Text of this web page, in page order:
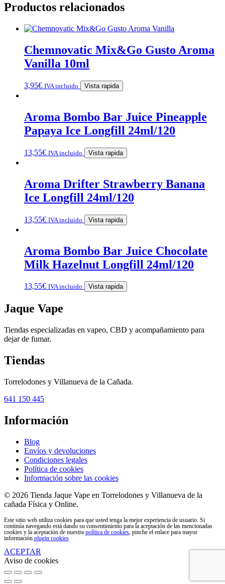
Productos relacionados
Chemnovatic Mix&Go Gusto Aroma
Vanilla 10ml
3,95€ IVA incluido Vista rapida
Aroma Bombo Bar Juice Pineapple
Papaya Ice Longfill 24ml/120
13,55€ IVA incluido Vista rapida
Aroma Drifter Strawberry Banana
Ice Longfill 24ml/120
13,55€ IVA incluido Vista rapida
Aroma Bombo Bar Juice Chocolate
Milk Hazelnut Longfill 24ml/120
13,55€ IVA incluido Vista rapida
Jaque Vape
Tiendas especializadas en vapeo, CBD y acompañamiento para
dejar de fumar.
Tiendas
Torrelodones y Villanueva de la Cañada.
641 150 445
Información
Blog
Envíos y devoluciones
Condiciones legales
Política de cookies
Información sobre las cookies
© 2026 Tienda Jaque Vape en Torrelodones y Villanueva de la
cañada Física y Online.
Este sitio web utiliza cookies para que usted tenga la mejor experiencia de usuario. Si
continúa navegando está dando su consentimiento para la aceptación de las mencionadas
cookies y la aceptación de nuestra política de cookies, pinche el enlace para mayor
información.plugin cookies
ACEPTAR
Aviso de cookies